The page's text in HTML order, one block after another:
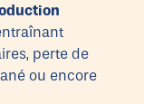
perte de
ou encore